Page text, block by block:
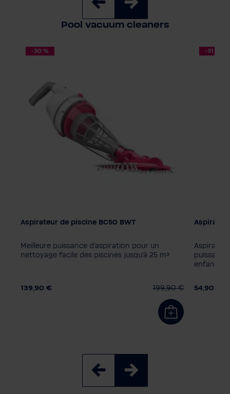
Pool vacuum cleaners
-30 %
Modèle d'aspirateur de piscine
FSA400
Sans produit supplémentaire
Aspirateur de piscine BC50 BWT
Meilleure puissance d'aspiration pour un
nettoyage facile des piscines jusqu'à 25 m³
139,90 € 199,90 €
-31 %
Modèle
Produit
Sans
enfants et
54,90 €